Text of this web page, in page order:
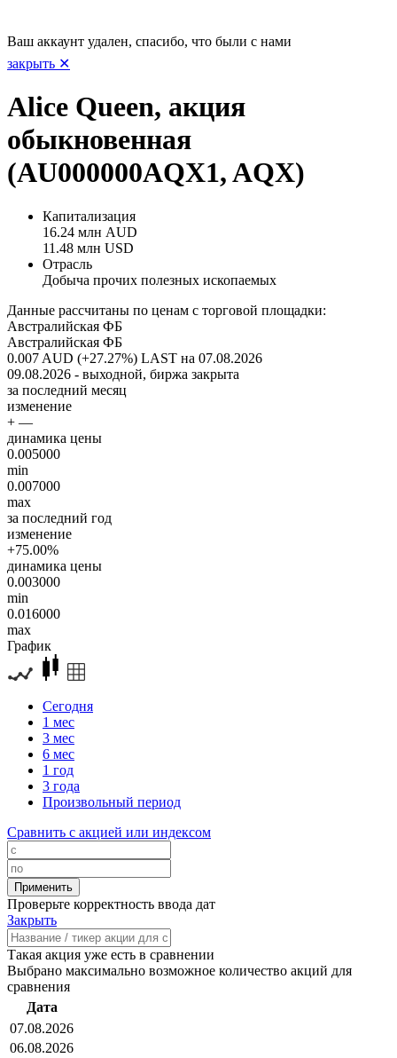
Ваш аккаунт удален, спасибо, что были с нами
закрыть ✕
Alice Queen, акция
обыкновенная
(AU000000AQX1, AQX)
Капитализация
16.24 млн AUD
11.48 млн USD
Отрасль
Добыча прочих полезных ископаемых
Данные рассчитаны по ценам с торговой площадки:
Австралийская ФБ
Австралийская ФБ
0.007 AUD (+27.27%) LAST на 07.08.2026
09.08.2026 - выходной, биржа закрыта
за последний месяц
изменение
+ —
динамика цены
0.005000
min
0.007000
max
за последний год
изменение
+75.00%
динамика цены
0.003000
min
0.016000
max
График
Сегодня
1 мес
3 мес
6 мес
1 год
3 года
Произвольный период
Сравнить с акцией или индексом
Проверьте корректность ввода дат
Закрыть
Такая акция уже есть в сравнении
Выбрано максимально возможное количество акций для
сравнения
Дата
07.08.2026
06.08.2026